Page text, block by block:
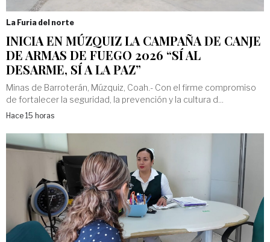
La Furia del norte
INICIA EN MÚZQUIZ LA CAMPAÑA DE CANJE
DE ARMAS DE FUEGO 2026 “SÍ AL
DESARME, SÍ A LA PAZ”
Minas de Barroterán, Múzquiz, Coah.- Con el firme compromiso
de fortalecer la seguridad, la prevención y la cultura d...
Hace 15 horas